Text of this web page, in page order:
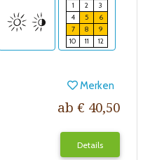
1
2
3
4
5
6
7
8
9
10
11 12
Merken
ab € 40,50
Details